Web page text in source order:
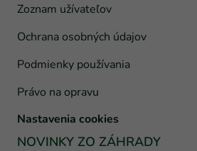
Zoznam užívateľov
Ochrana osobných údajov
Podmienky používania
Právo na opravu
Nastavenia cookies
NOVINKY ZO ZÁHRADY